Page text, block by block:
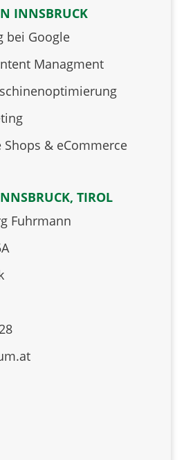
INNSBRUCK
bei Google
Managment
Shops & eCommerce
TIROL
Fuhrmann